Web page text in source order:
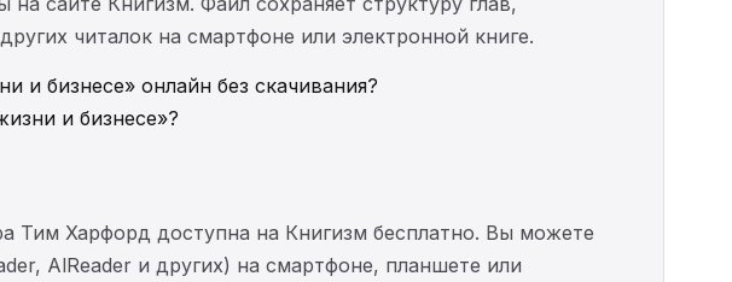
читалок на смартфоне или электронной книге.
и бизнесе» онлайн без скачивания?
и бизнесе»?
Тим Харфорд доступна на Книгизм бесплатно. Вы можете
AlReader и других) на смартфоне, планшете или